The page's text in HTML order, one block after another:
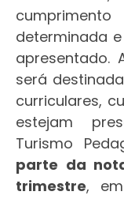
determinada
apresentado.
será
curriculares,
estejam
Turismo
parte da
trimestre,